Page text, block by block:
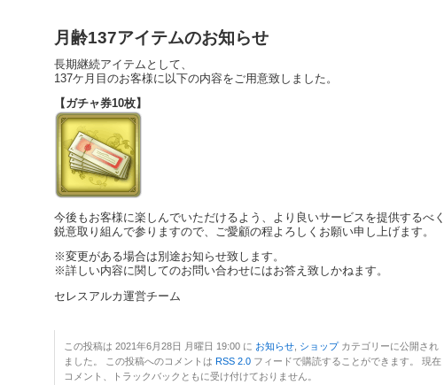
月齢137アイテムのお知らせ
長期継続アイテムとして、
137ケ月目のお客様に以下の内容をご用意致しました。
【ガチャ券10枚】
今後もお客様に楽しんでいただけるよう、より良いサービスを提供するべく
鋭意取り組んで参りますので、ご愛顧の程よろしくお願い申し上げます。
※変更がある場合は別途お知らせ致します。
※詳しい内容に関してのお問い合わせにはお答え致しかねます。
セレスアルカ運営チーム
この投稿は 2021年6月28日 月曜日 19:00 に お知らせ ショップカテゴリーに公開され
ました。 この投稿へのコメントは RSS 2.0 フィードで購読することができます。 現在
コメント、トラックバックともに受け付けておりません。